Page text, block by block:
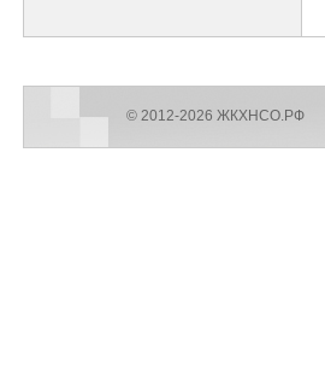
© 2012-2026 ЖКХНСО.РФ